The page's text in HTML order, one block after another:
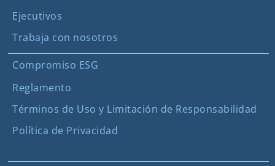
Ejecutivos
Trabaja con nosotros
Compromiso ESG
Reglamento
Términos de Uso y Limitación de Responsabilidad
Política de Privacidad